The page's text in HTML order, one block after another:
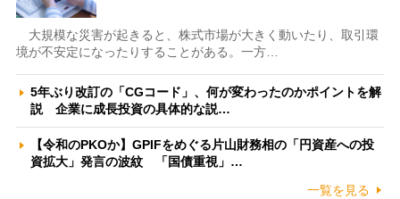
大規模な災害が起きると、株式市場が大きく動いたり、取引環
境が不安定になったりすることがある。一方…
5年ぶり改訂の「CGコード」、何が変わったのかポイントを解
説 企業に成長投資の具体的な説…
【令和のPKOか】GPIFをめぐる片山財務相の「円資産への投
資拡大」発言の波紋 「国債重視」…
一覧を見る